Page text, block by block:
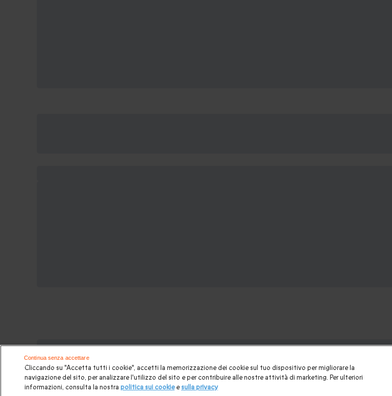
Potrebbero piacerti anche questi cofanetti regalo:
Idee regalo originali|Regali di compleanno|Regali per la coppia|Soggiorni insoliti |Idee regalo donna
Regalo per matrimonio|Volo in mongolfiera|Box gourmet
Cliccando su "Accetta tutti i cookie", accetti la memorizzazione dei cookie sul tuo dispositivo per migliorare la
navigazione del sito, per analizzare l'utilizzo del sito e per contribuire alle nostre attività di marketing. Per ulteriori
informazioni, consulta la nostra politica sui cookiee sulla privacy
Continua senza accettare